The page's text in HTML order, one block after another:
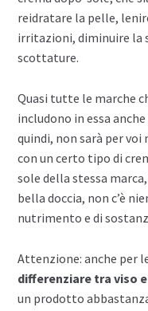
reidratare la pelle,
irritazioni, diminuire la
scottature.
Quasi tutte le marche
includono in essa
quindi, non sarà per
con un certo tipo di
sole della stessa
bella doccia, non c’è
nutrimento e di
Attenzione: anche per
differenziare tra viso
un prodotto